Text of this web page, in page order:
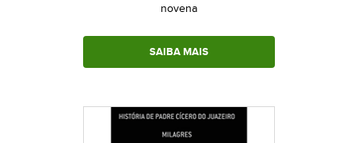
novena
SAIBA MAIS